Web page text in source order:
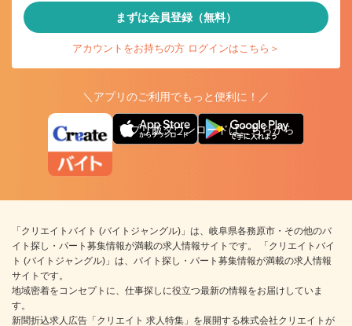
まずは会員登録（無料）
アカウントをお持ちの方 ログインはこちら＞
＼アプリのご利用でもっと便利に！／
アプリ版ダウンロードはこちらから
「クリエイトバイト (バイトジャングル)」は、岐阜県各務原市・その他のバ
イト探し・パート募集情報が満載の求人情報サイトです。 「クリエイトバイ
ト (バイトジャングル)」は、バイト探し・パート募集情報が満載の求人情報
サイトです。
地域密着をコンセプトに、仕事探しに役立つ最新の情報をお届けしていま
す。
新聞折込求人広告「クリエイト 求人特集」を展開する株式会社クリエイトが